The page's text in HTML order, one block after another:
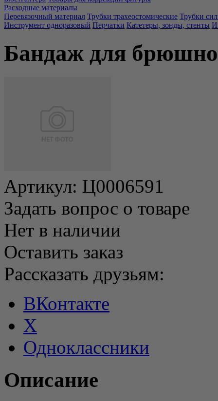
Расходные материалы
Перевязочный материал Трубки трахеостомические Трубки
Инструмент одноразовый Перчатки Катетеры, зонды, стенты
Бандаж для
Артикул: Ц0006591
Задать вопрос о товаре
Нет в наличии
Оставить заказ
Рассказать друзьям:
ВКонтакте
X
Одноклассники
Описание